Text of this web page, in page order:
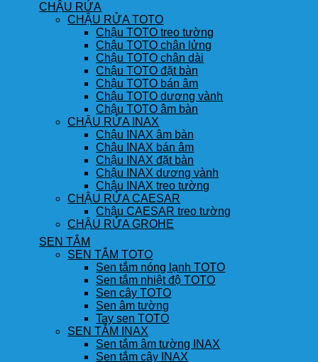
CHẬU RỬA
CHẬU RỬA TOTO
Chậu TOTO treo tường
Chậu TOTO chân lửng
Chậu TOTO chân dài
Chậu TOTO đặt bàn
Chậu TOTO bán âm
Chậu TOTO dương vành
Chậu TOTO âm bàn
CHẬU RỬA INAX
Chậu INAX âm bàn
Chậu INAX bán âm
Chậu INAX đặt bàn
Chậu INAX dương vành
Chậu INAX treo tường
CHẬU RỬA CAESAR
Chậu CAESAR treo tường
CHẬU RỬA GROHE
SEN TẮM
SEN TẮM TOTO
Sen tắm nóng lạnh TOTO
Sen tắm nhiệt độ TOTO
Sen cây TOTO
Sen âm tường
Tay sen TOTO
SEN TẮM INAX
Sen tắm âm tường INAX
Sen tắm cây INAX